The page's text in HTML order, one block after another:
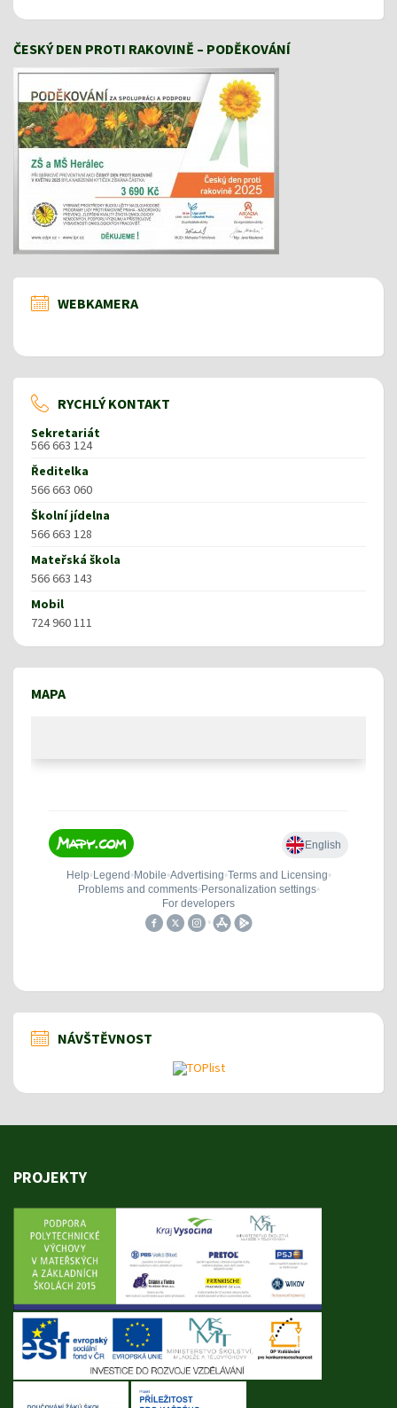
ČESKÝ DEN PROTI RAKOVINĚ – PODĚKOVÁNÍ
WEBKAMERA
RYCHLÝ KONTAKT
Sekretariát
566 663 124
Ředitelka
566 663 060
Školní jídelna
566 663 128
Mateřská škola
566 663 143
Mobil
724 960 111
MAPA
NÁVŠTĚVNOST
PROJEKTY